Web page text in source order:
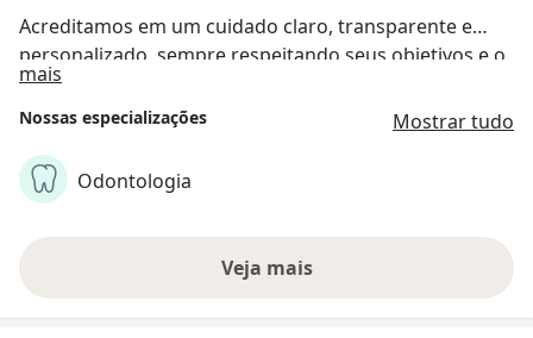
Acreditamos em um cuidado claro, transparente e
personalizado, sempre respeitando seus objetivos e o
tempo de cada paciente.
mais
Nossas especializações Mostrar tudo
Odontologia
Veja mais